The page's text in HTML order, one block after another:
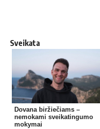
Sveikata
Dovana biržiečiams –
nemokami sveikatingumo
mokymai